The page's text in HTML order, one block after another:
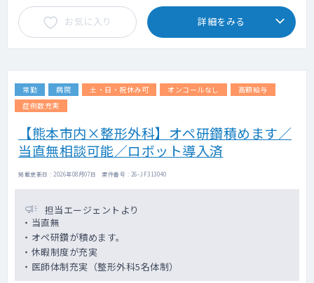
〇当直は週1回程度（頻度としては週1回を下
回る可能性もございます）
〇オペはございません。
お気に入り 詳細をみる
常勤 病院 土・日・祝休み可 オンコールなし
高額給与
症例数充実
【熊本市内×整形外科】オペ研鑽積めます／
当直無相談可能／ロボット導入済
掲載更新日 : 2026年08月07日 案件番号 : 26-JF313040
担当エージェントより
・当直無
・オペ研鑽が積めます。
・休暇制度が充実
・医師体制充実（整形外科5名体制）